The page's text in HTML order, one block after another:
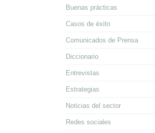
Buenas prácticas
Casos de éxito
Comunicados de Prensa
Diccionario
Entrevistas
Estrategias
Noticias del sector
Redes sociales